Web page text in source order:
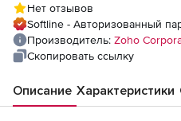
Perpetual Model
Addon), fee for 100
Нет отзывов
Softline - Авторизованный
Производитель: Zoho
Скопировать ссылку
Описание Характеристики